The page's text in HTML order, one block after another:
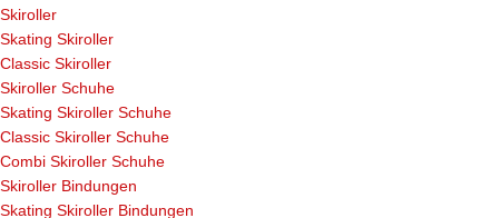
Skiroller
Skating Skiroller
Classic Skiroller
Skiroller Schuhe
Skating Skiroller Schuhe
Classic Skiroller Schuhe
Combi Skiroller Schuhe
Skiroller Bindungen
Skating Skiroller Bindungen